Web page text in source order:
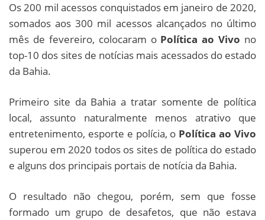
Os 200 mil acessos conquistados em janeiro de 2020,
somados aos 300 mil acessos alcançados no último
mês de fevereiro, colocaram o Política ao Vivo no
top-10 dos sites de notícias mais acessados do estado
da Bahia.
Primeiro site da Bahia a tratar somente de política
local, assunto naturalmente menos atrativo que
entretenimento, esporte e polícia, o Política ao Vivo
superou em 2020 todos os sites de política do estado
e alguns dos principais portais de notícia da Bahia.
O resultado não chegou, porém, sem que fosse
formado um grupo de desafetos, que não estava